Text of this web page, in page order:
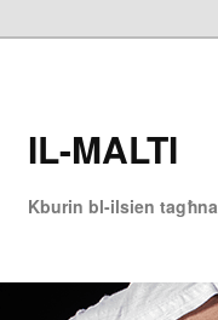
IL-MALTI
Kburin bl-ilsien tagħna